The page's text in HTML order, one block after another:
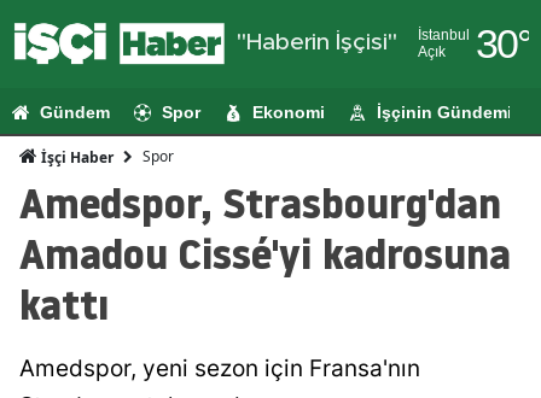
"Haberin İşçisi"
İstanbul
Açık
30°
Adıyaman
Ağrı
Amasya
Gündem Spor Ekonomi İşçinin Gündemi
İşçi Haber Spor
Amedspor, Strasbourg'dan
Amadou Cissé'yi kadrosuna
kattı
Amedspor, yeni sezon için Fransa'nın